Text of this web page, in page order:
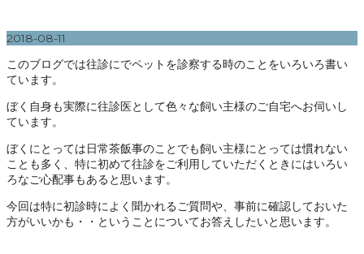
2018-08-11
このブログでは往診にでペットを診察する時のことをいろいろ書い
ています。
ぼく自身も実際に往診医として色々な飼い主様のご自宅へお伺いし
ています。
ぼくにとっては日常茶飯事のことでも飼い主様にとっては慣れない
ことも多く、特に初めて往診をご利用していただくときにはいろい
ろなご心配事もあると思います。
今回は特に初診時によく聞かれるご質問や、事前に確認しておいた
方がいいかも・・ということについてお答えしたいと思います。